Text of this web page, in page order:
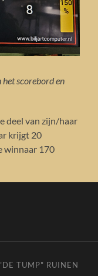
scorebord en
deel van zijn/haar
krijgt 20
winnaar 170
TUMP" RUINEN